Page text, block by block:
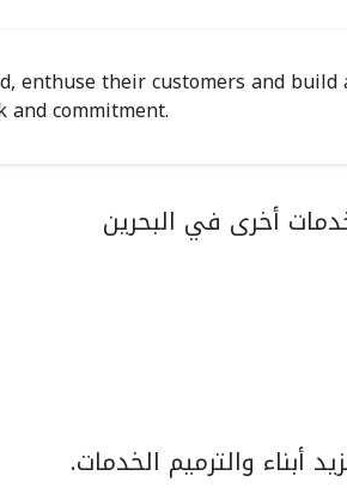
enthuse their customers and
commitment.
أخرى في البحرين
أبناء والترميم الخدمات.